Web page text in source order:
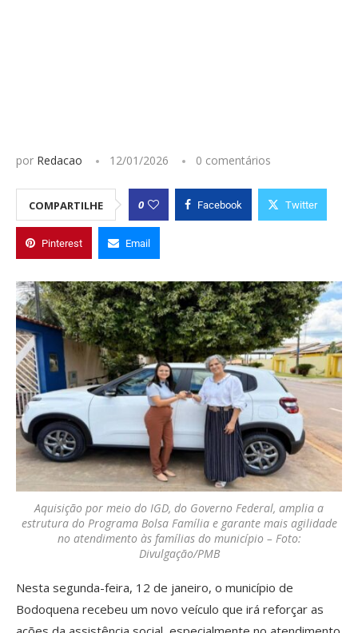
por Redacao 12/01/2026 0 comentários
COMPARTILHE 0 Facebook Twitter
Pinterest Email
Aquisição por meio do IGD, do Governo Federal, amplia a
estrutura do Programa Bolsa Família e garante mais agilidade
no atendimento às famílias do município – Foto:
Divulgação/PMB
Nesta segunda-feira, 12 de janeiro, o município de
Bodoquena recebeu um novo veículo que irá reforçar as